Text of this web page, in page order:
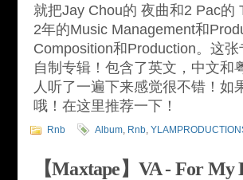
就把Jay Chou的 夜曲和2 Pac的
2年的Music Management和
Composition和Production。这
自制专辑！包含了英文，中文和
人听了一遍下来感觉很不错！如
哦！在这里推荐一下！
Rnb Album, Rnb,
【Maxtape】VA - For